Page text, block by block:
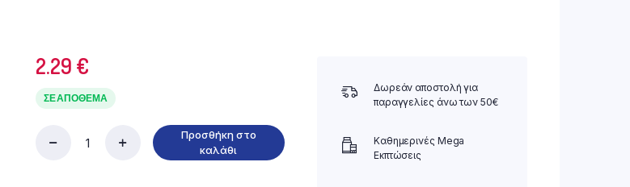
2.29 €
ΣΕ ΑΠΌΘΕΜΑ
Προσθήκη στο
καλάθι
Δωρεάν αποστολή για
παραγγελίες άνω των 50€
Καθημερινές Mega
Εκπτώσεις